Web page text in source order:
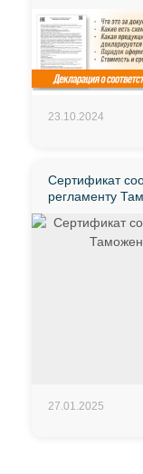
23.10.2024
Сертификат
регламенту
27.01.2025